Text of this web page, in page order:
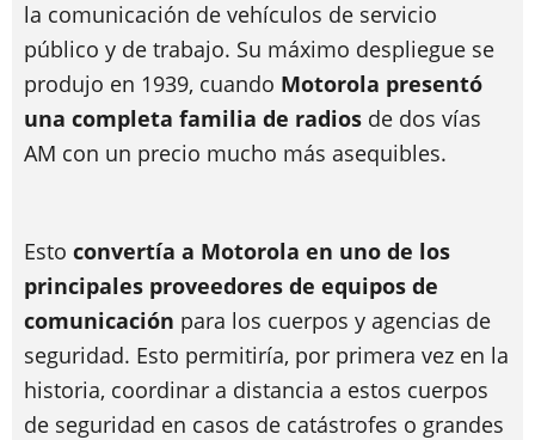
la comunicación de vehículos de servicio
público y de trabajo. Su máximo despliegue se
produjo en 1939, cuando Motorola presentó
una completa familia de radios de dos vías
AM con un precio mucho más asequibles.
Esto convertía a Motorola en uno de los
principales proveedores de equipos de
comunicación para los cuerpos y agencias de
seguridad. Esto permitiría, por primera vez en la
historia, coordinar a distancia a estos cuerpos
de seguridad en casos de catástrofes o grandes